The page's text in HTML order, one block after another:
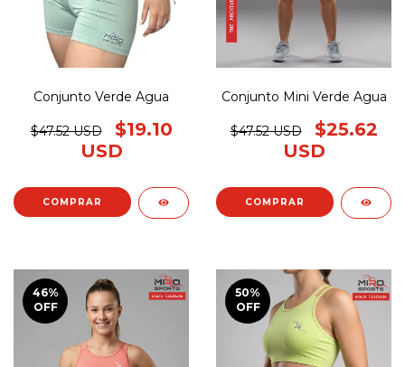
Conjunto Verde Agua
$47.52 USD
$19.10
USD
COMPRAR
Conjunto Mini Verde Agua
$47.52 USD
$25.62
USD
COMPRAR
46%
OFF
50%
OFF